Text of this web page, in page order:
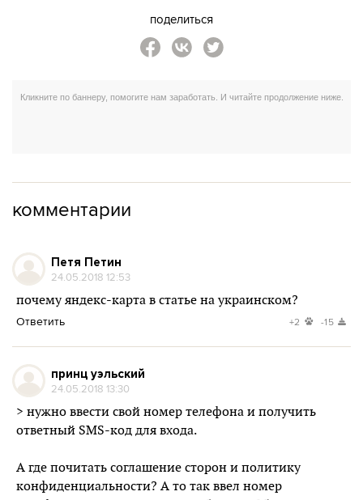
поделиться
комментарии
Петя Петин
24.05.2018 12:53
почему яндекс-карта в статье на украинском?
Ответить +2 -15
принц уэльский
24.05.2018 13:30
> нужно ввести свой номер телефона и получить
ответный SMS-код для входа.
А где почитать соглашение сторон и политику
конфиденциальности? А то так ввел номер